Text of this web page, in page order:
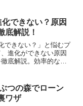
これを読めば、釣り
ゲームをさらに楽し
ょう。
できない？原因
底解説！
できない？」と悩むプ
進化ができない原因
底解説。効率的な素
つの森でローン
ワザ